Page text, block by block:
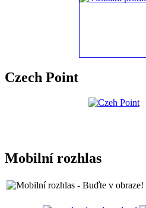
Czech Point
Mobilní rozhlas